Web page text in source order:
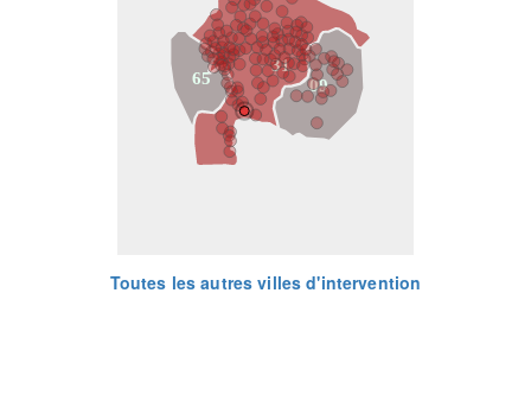
31
09
65
Toutes les autres villes d'intervention